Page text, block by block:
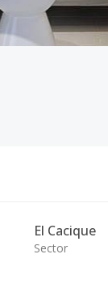
El Cacique
Sector